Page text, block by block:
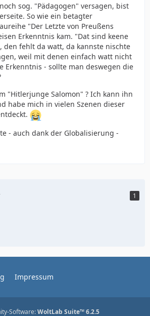
sog. "Pädagogen" versagen, bist
So wie ein betagter
"Der Letzte von Preußens
Erkenntnis kam. "Dat sind keene
den fehlt da watt, da kannste nischte
weil mit denen einfach watt nicht
Erkenntnis - sollte man deswegen die
"Hitlerjunge Salomon" ? Ich kann ihn
habe mich in vielen Szenen dieser
- auch dank der Globalisierung -
1
Impressum
Software:WoltLab Suite™ 6.2.5